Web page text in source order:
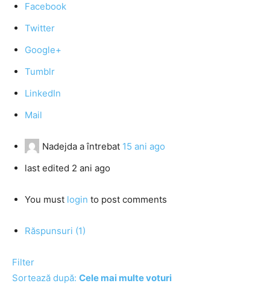
Facebook
Twitter
Google+
Tumblr
LinkedIn
Mail
Nadejda a întrebat 15 ani ago
last edited 2 ani ago
You must login to post comments
Răspunsuri (1)
Filter
Sortează după: Cele mai multe voturi